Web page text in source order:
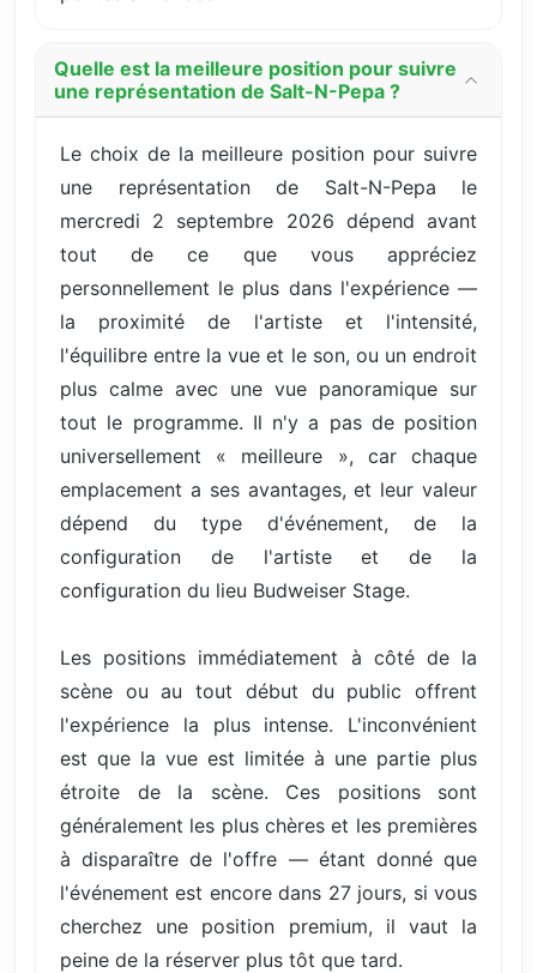
Quelle est la meilleure position pour suivre
une représentation de Salt-N-Pepa ?
Le choix de la meilleure position pour suivre
une représentation de Salt-N-Pepa le
mercredi 2 septembre 2026 dépend avant
tout de ce que vous appréciez
personnellement le plus dans l'expérience —
la proximité de l'artiste et l'intensité,
l'équilibre entre la vue et le son, ou un endroit
plus calme avec une vue panoramique sur
tout le programme. Il n'y a pas de position
universellement « meilleure », car chaque
emplacement a ses avantages, et leur valeur
dépend du type d'événement, de la
configuration de l'artiste et de la
configuration du lieu Budweiser Stage.
Les positions immédiatement à côté de la
scène ou au tout début du public offrent
l'expérience la plus intense. L'inconvénient
est que la vue est limitée à une partie plus
étroite de la scène. Ces positions sont
généralement les plus chères et les premières
à disparaître de l'offre — étant donné que
l'événement est encore dans 27 jours, si vous
cherchez une position premium, il vaut la
peine de la réserver plus tôt que tard.